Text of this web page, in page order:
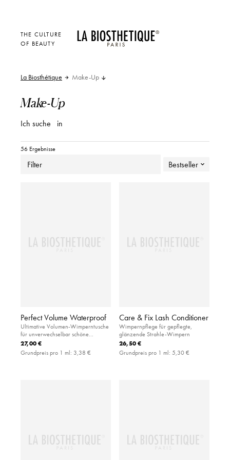
THE CULTURE
OF BEAUTY
La Biosthétique Make-Up
Make-Up
Ich suche in
56 Ergebnisse
Filter Bestseller
Perfect Volume Waterproof
Ultimative Volumen-Wimperntusche
für unverwechselbar schöne
Wimpern
27,00 €
Grundpreis pro 1 ml: 3,38 €
Care & Fix Lash Conditioner
Wimpernpflege für gepflegte,
glänzende Strahle-Wimpern
26,50 €
Grundpreis pro 1 ml: 5,30 €